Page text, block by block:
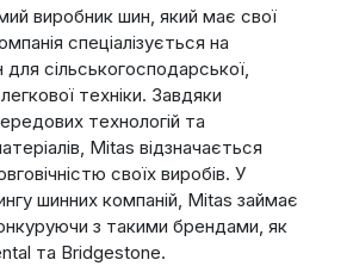
виробник шин, який має свої
спеціалізується на
сільськогосподарської,
техніки. Завдяки
технологій та
Mitas відзначається
своїх виробів. У
шинних компаній, Mitas займає
з такими брендами, як
та Bridgestone.